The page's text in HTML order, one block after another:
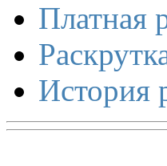
Платная
История